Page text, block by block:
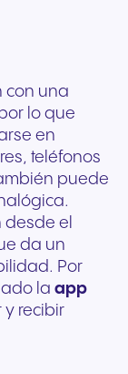
con una
lo que
en
teléfonos
puede
el
da un
Por
la app
recibir